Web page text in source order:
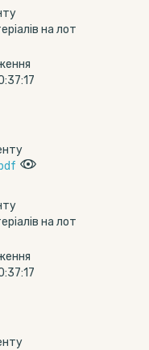
на лот
на лот